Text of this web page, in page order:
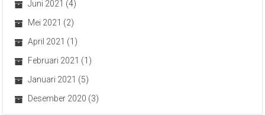
Juni 2021 (4)
Mei 2021 (2)
April 2021 (1)
Februari 2021 (1)
Januari 2021 (5)
Desember 2020 (3)